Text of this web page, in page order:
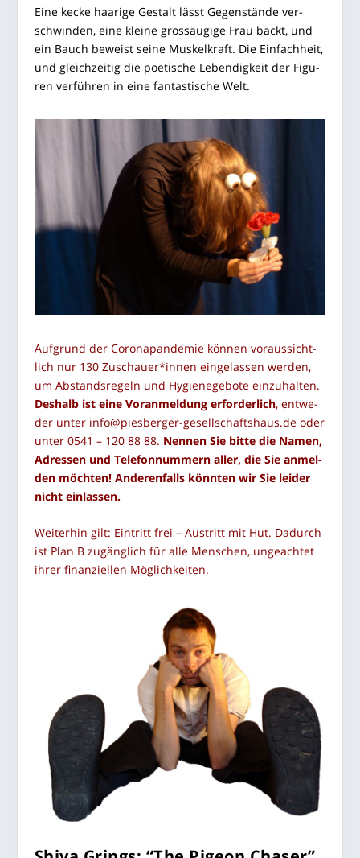
Eine kecke haa­ri­ge Gestalt lässt Gegen­stän­de ver­
schwin­den, eine klei­ne grossäu­gi­ge Frau backt, und
ein Bauch beweist sei­ne Mus­kel­kraft. Die Ein­fach­heit,
und gleich­zei­tig die poe­ti­sche Leben­dig­keit der Figu­
ren ver­füh­ren in eine fan­tas­ti­sche Welt.
Auf­grund der Coro­na­pan­de­mie kön­nen vor­aus­sicht­
lich nur 130 Zuschauer*innen ein­ge­las­sen wer­den,
um Abstands­re­geln und Hygie­nege­bo­te ein­zu­hal­ten.
Des­halb ist eine Vor­anmel­dung erfor­der­lich, ent­we­
der unter info@piesberger-gesellschaftshaus.de oder
unter 0541 – 120 88 88. Nen­nen Sie bit­te die Namen,
Adres­sen und Tele­fon­num­mern aller, die Sie anmel­
den möch­ten! Ande­ren­falls könn­ten wir Sie lei­der
nicht einlassen.
Wei­ter­hin gilt: Ein­tritt frei – Aus­tritt mit Hut. Dadurch
ist Plan B zugäng­lich für alle Men­schen, unge­ach­tet
ihrer finan­zi­el­len Möglichkeiten.